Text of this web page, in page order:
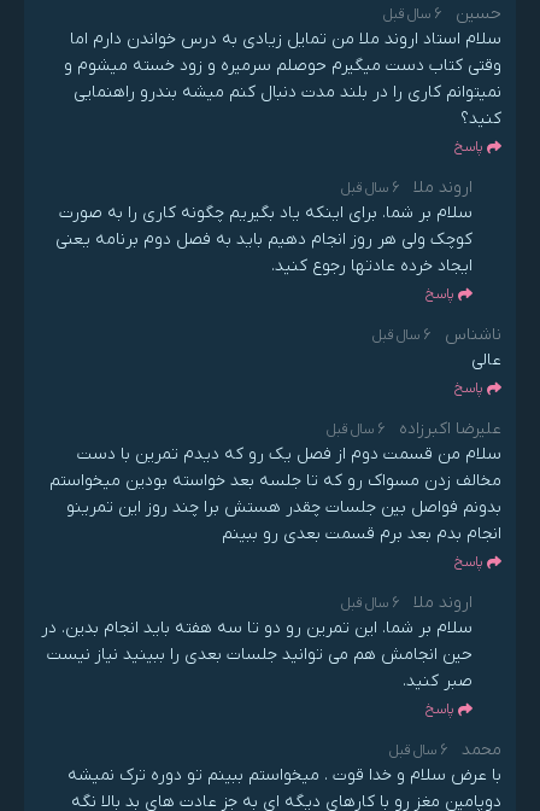
حسین 6 سال قبل
سلام استاد اروند ملا من تمایل زیادی به درس خواندن دارم اما
وقتی کتاب دست میگیرم حوصلم سرمیره و زود خسته میشوم و
نمیتوانم کاری را در بلند مدت دنبال کنم میشه بندرو راهنمایی
کنید؟
پاسخ
اروند ملا 6 سال قبل
سلام بر شما. برای اینکه یاد بگیریم چگونه کاری را به صورت
کوچک ولی هر روز انجام دهیم باید به فصل دوم برنامه یعنی
ایجاد خرده عادتها رجوع کنید.
پاسخ
ناشناس 6 سال قبل
عالی
پاسخ
علیرضا اکبرزاده 6 سال قبل
سلام من قسمت دوم از فصل یک رو که دیدم تمرین با دست
مخالف زدن مسواک رو که تا جلسه بعد خواسته بودین میخواستم
بدونم فواصل بین جلسات چقدر هستش برا چند روز این تمرینو
انجام بدم بعد برم قسمت بعدی رو ببینم
پاسخ
اروند ملا 6 سال قبل
سلام بر شما. این تمرین رو دو تا سه هفته باید انجام بدین. در
حین انجامش هم می توانید جلسات بعدی را ببینید نیاز نیست
صبر کنید.
پاسخ
محمد 6 سال قبل
با عرض سلام و خدا قوت . میخواستم ببینم تو دوره ترک نمیشه
دوپامین مغز رو با کارهای دیگه ای به جز عادت های بد بالا نگه